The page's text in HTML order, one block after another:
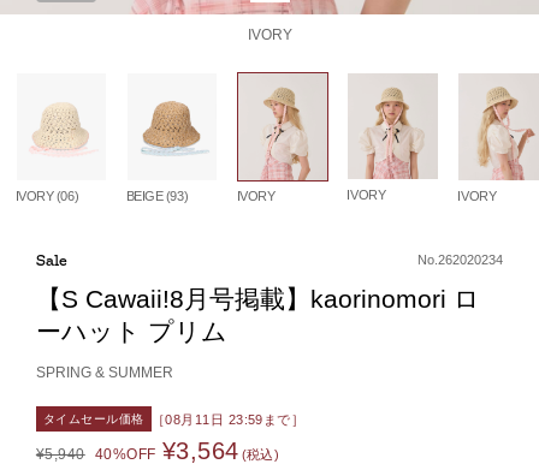
IVORY
IVORY (06) BEIGE (93) IVORY IVORY IVORY
Sale No.262020234
【S Cawaii!8月号掲載】kaorinomori ロ
ーハット プリム
SPRING & SUMMER
タイムセール価格 ［08月11日 23:59まで］
¥5,940 40%OFF ¥3,564 (税込)